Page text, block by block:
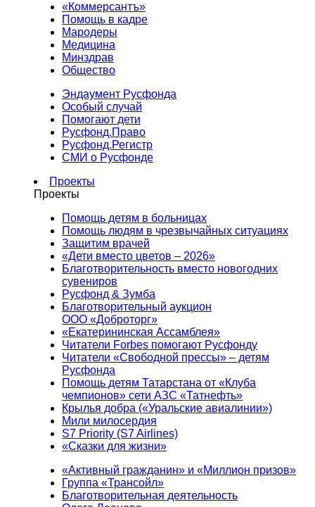
«Коммерсантъ»
Помощь в кадре
Мародеры
Медицина
Минздрав
Общество
Эндаумент Русфонда
Особый случай
Помогают дети
Русфонд.Право
Русфонд.Регистр
СМИ о Русфонде
Проекты
Проекты
Помощь детям в больницах
Помощь людям в чрезвычайных ситуациях
Защитим врачей
«Дети вместо цветов – 2026»
Благотворительность вместо новогодних
сувениров
Русфонд & Зумба
Благотворительный аукцион
ООО «Доброторг»
«Екатерининская Ассамблея»
Читатели Forbes помогают Русфонду
Читатели «Свободной прессы» – детям
Русфонда
Помощь детям Татарстана от «Клуба
чемпионов» сети АЗС «Татнефть»
Крылья добра («Уральские авиалинии»)
Мили милосердия
S7 Priority (S7 Airlines)
«Сказки для жизни»
«Активный гражданин» и «Миллион призов»
Группа «Трансойл»
Благотворительная деятельность